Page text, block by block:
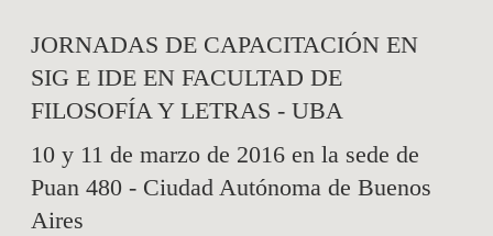
JORNADAS DE CAPACITACIÓN EN
SIG E IDE EN FACULTAD DE
FILOSOFÍA Y LETRAS - UBA
10 y 11 de marzo de 2016 en la sede de
Puan 480 - Ciudad Autónoma de Buenos
Aires